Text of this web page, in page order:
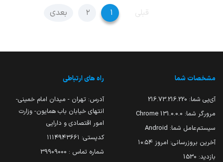
قبلی ۱ ۲ بعدی
مشخصات شما
آی‌پی شما: 216.73.216.220
مرورگر شما: 131.0.0.0 Chrome
سیستم‌عامل شما: Android
آخرین بروزرسانی: امروز ۱۰:۵۴
بازدید: 1530
راه های ارتباطی
آدرس: تهران - میدان امام خمینی-
انتهای خیابان باب همایون- وزارت
امور اقتصادی و دارایی
کدپستی: ۱۱۱۴۹۴۳۶۶۱
شماره تماس : 39909000